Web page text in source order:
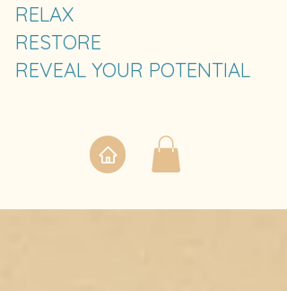
RELAX
RESTORE
REVEAL YOUR POTENTIAL